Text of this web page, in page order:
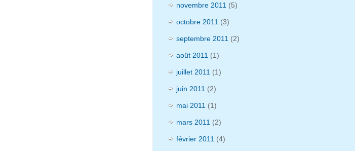
novembre 2011 (5)
octobre 2011 (3)
septembre 2011 (2)
août 2011 (1)
juillet 2011 (1)
juin 2011 (2)
mai 2011 (1)
mars 2011 (2)
février 2011 (4)